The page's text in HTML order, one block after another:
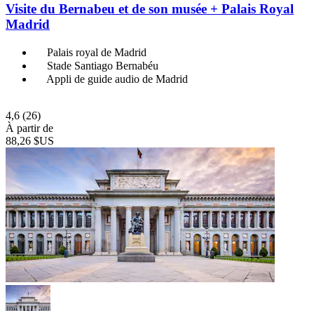
Visite du Bernabeu et de son musée + Palais Royal
Madrid
Palais royal de Madrid
Stade Santiago Bernabéu
Appli de guide audio de Madrid
4,6 (26)
À partir de
88,26 $US